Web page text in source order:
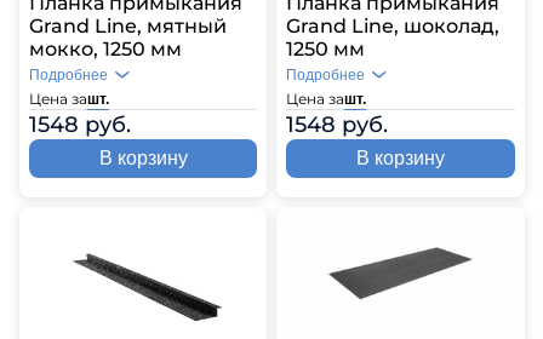
Grand Line, мятный
мокко, 1250 мм
Цена зашт.
1548 руб.
Подробнее
В корзину
Grand Line, шоколад,
1250 мм
Цена зашт.
1548 руб.
Подробнее
В корзину